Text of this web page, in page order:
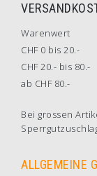
Warenwert
CHF 0 bis 20.-
CHF 20.- bis 80.-
ab CHF 80.-
Bei grossen
ALLGEMEINE